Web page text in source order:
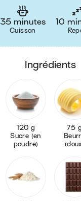
35 minutes
Cuisson
10
ingrédients
120 g
Sucre (en
poudre)
75 g
Beurre